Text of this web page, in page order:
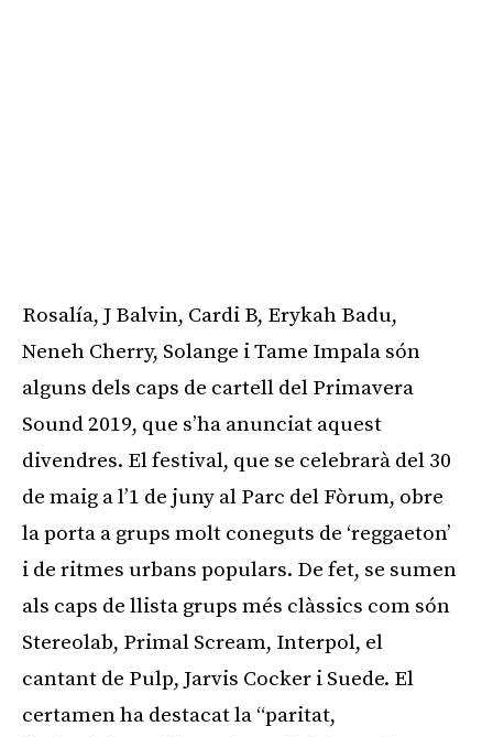
Rosalía, J Balvin, Cardi B, Erykah Badu,
Neneh Cherry, Solange i Tame Impala són
alguns dels caps de cartell del Primavera
Sound 2019, que s’ha anunciat aquest
divendres. El festival, que se celebrarà del 30
de maig a l’1 de juny al Parc del Fòrum, obre
la porta a grups molt coneguts de ‘reggaeton’
i de ritmes urbans populars. De fet, se sumen
als caps de llista grups més clàssics com són
Stereolab, Primal Scream, Interpol, el
cantant de Pulp, Jarvis Cocker i Suede. El
certamen ha destacat la “paritat,